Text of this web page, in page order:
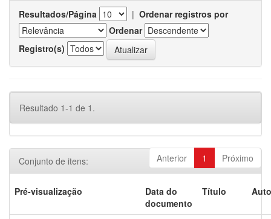
Resultados/Página | Ordenar registros por
Ordenar
Registro(s)
Resultado 1-1 de 1.
Anterior 1 Próximo
Conjunto de itens:
Pré-visualização
Data do
documento
Título